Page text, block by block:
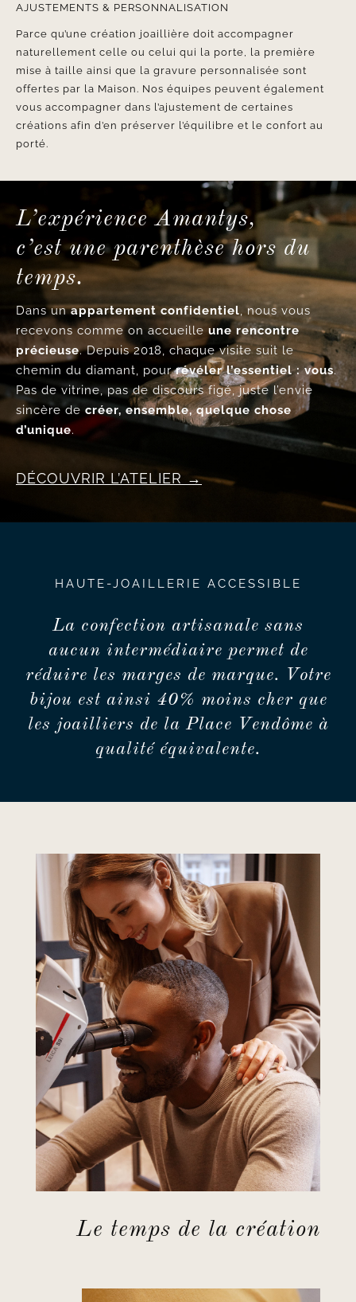
AJUSTEMENTS & PERSONNALISATION
Parce qu’une création joaillière doit accompagner
naturellement celle ou celui qui la porte, la première
mise à taille ainsi que la gravure personnalisée sont
offertes par la Maison. Nos équipes peuvent également
vous accompagner dans l’ajustement de certaines
créations afin d’en préserver l’équilibre et le confort au
porté.
L’expérience Amantys,
c’est une parenthèse hors du
temps.
Dans unappartement confidentiel, nous vous
recevons comme on accueille une rencontre
précieuse. Depuis 2018, chaque visite suit le
chemin du diamant, pourrévéler l’essentiel : vous.
Pas de vitrine, pas de discours figé, juste l’envie
sincère de créer, ensemble, quelque chose
d’unique.
DÉCOUVRIR L’ATELIER
HAUTE-JOAILLERIE ACCESSIBLE
La confection artisanale sans
aucun intermédiaire permet de
réduire les marges de marque. Votre
bijou est ainsi 40% moins cher que
les joailliers de la Place Vendôme à
qualité équivalente.
Le temps de la création